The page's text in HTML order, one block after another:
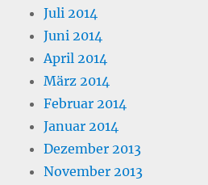
Juli 2014
Juni 2014
April 2014
März 2014
Februar 2014
Januar 2014
Dezember 2013
November 2013